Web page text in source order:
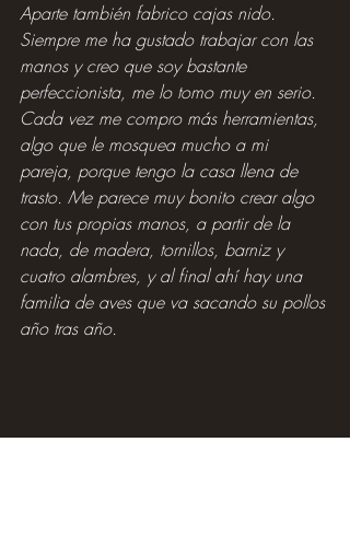
Aparte también fabrico cajas nido.
Siempre me ha gustado trabajar con las
manos y creo que soy bastante
perfeccionista, me lo tomo muy en serio.
Cada vez me compro más herramientas,
algo que le mosquea mucho a mi
pareja, porque tengo la casa llena de
trasto. Me parece muy bonito crear algo
con tus propias manos, a partir de la
nada, de madera, tornillos, barniz y
cuatro alambres, y al final ahí hay una
familia de aves que va sacando su pollos
año tras año.